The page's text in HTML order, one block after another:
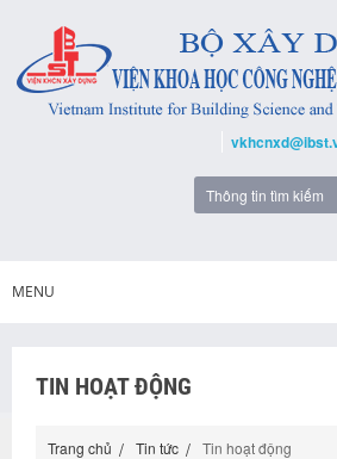
MENU
TIN HOẠT ĐỘNG
Trang chủ Tin tức Tin hoạt động